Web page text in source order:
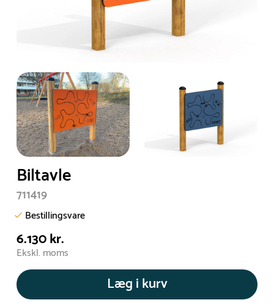
Biltavle
711419
Bestillingsvare
6.130 kr.
Ekskl. moms
Læg i kurv